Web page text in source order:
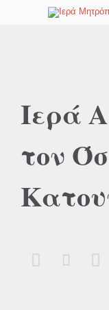
Ιερά
τον
  